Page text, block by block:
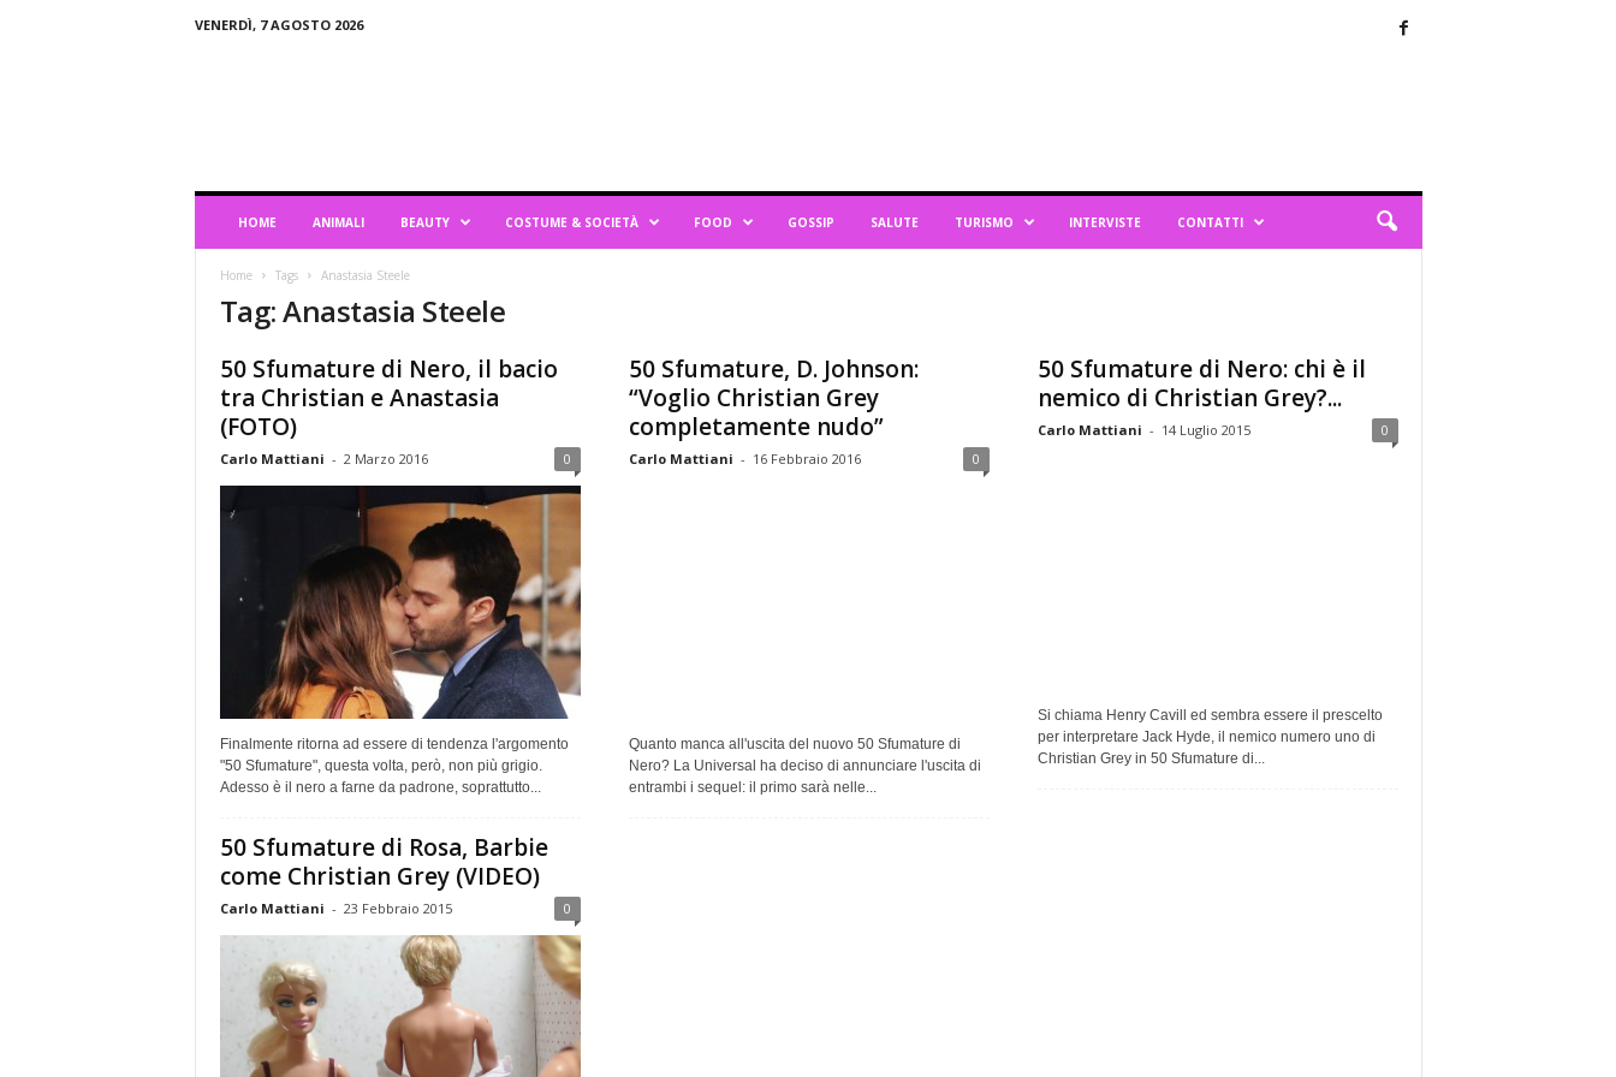
VENERDÌ, 7 AGOSTO 2026
HOME ANIMALI BEAUTY COSTUME & SOCIETÀ FOOD GOSSIP SALUTE TURISMO INTERVISTE CONTATTI
Home Tags Anastasia Steele
Tag: Anastasia Steele
50 Sfumature di Nero, il bacio
tra Christian e Anastasia
(FOTO)
Carlo Mattiani - 2 Marzo 2016 0
Finalmente ritorna ad essere di tendenza l'argomento
"50 Sfumature", questa volta, però, non più grigio.
Adesso è il nero a farne da padrone, soprattutto...
50 Sfumature, D. Johnson:
“Voglio Christian Grey
completamente nudo”
Carlo Mattiani - 16 Febbraio 2016 0
Quanto manca all'uscita del nuovo 50 Sfumature di
Nero? La Universal ha deciso di annunciare l'uscita di
entrambi i sequel: il primo sarà nelle...
50 Sfumature di Nero: chi è il
nemico di Christian Grey?...
Carlo Mattiani - 14 Luglio 2015 0
Si chiama Henry Cavill ed sembra essere il prescelto
per interpretare Jack Hyde, il nemico numero uno di
Christian Grey in 50 Sfumature di...
50 Sfumature di Rosa, Barbie
come Christian Grey (VIDEO)
Carlo Mattiani - 23 Febbraio 2015 0